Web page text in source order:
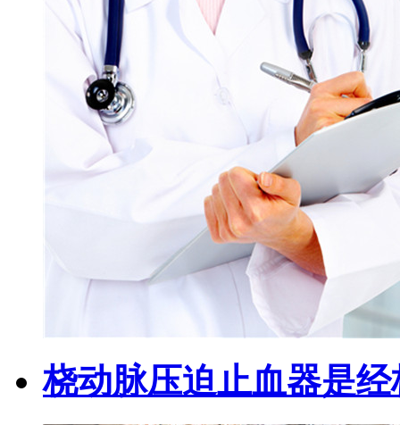
桡动脉压迫止血器是